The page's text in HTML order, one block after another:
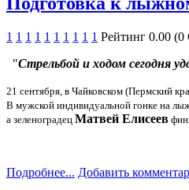
1 1 1 1 1 1 1 1 1 1 Рейтинг 0.00
"Стрельбой и ходом сегодня
21 сентября, в Чайковском (Пермский
В мужской индивидуальной гонке на
а зеленоградец Матвей Елисеев
Подробнее... Добавить